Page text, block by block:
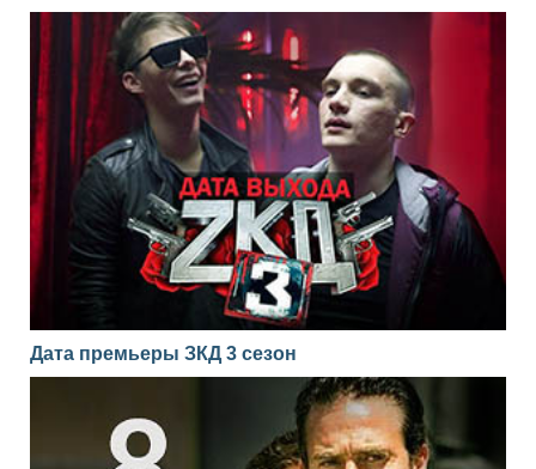
Дата премьеры ЗКД 3 сезон